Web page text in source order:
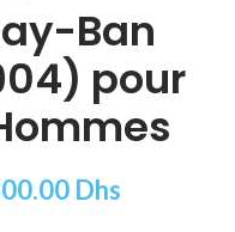
Ban
pour
Dhs